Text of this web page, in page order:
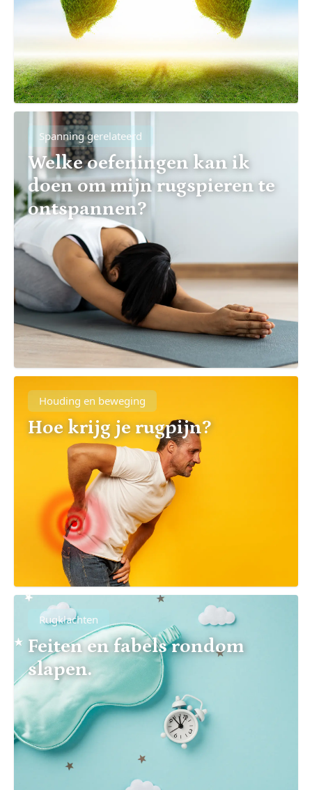
Spanning gerelateerd
Welke oefeningen kan ik
doen om mijn rugspieren te
ontspannen?
Houding en beweging
Hoe krijg je rugpijn?
Rugklachten
Feiten en fabels rondom
slapen.